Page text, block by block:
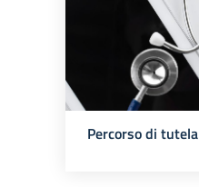
Percorso di tutela